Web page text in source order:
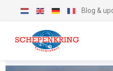
Blog &